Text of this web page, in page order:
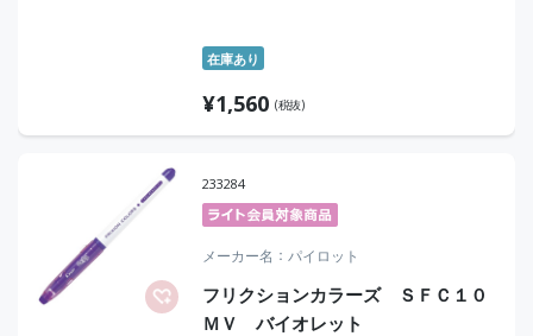
在庫あり
¥1,560 (税抜)
233284
メーカー名 パイロット
フリクションカラーズ ＳＦＣ１０
ＭＶ バイオレット